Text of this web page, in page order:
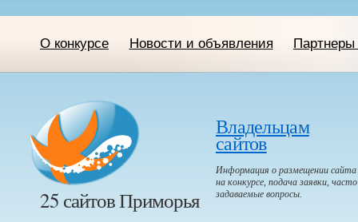
О конкурсе Новости и объявления Партнеры
25 сайтов Приморья
Владельцам
сайтов
Информация о размещении сайта
на конкурсе, подача заявки, часто
задаваемые вопросы.